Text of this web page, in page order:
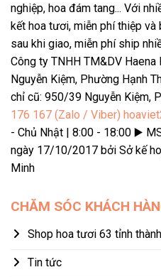
Bó hoa
nghiệp, hoa đám tang... Với
kết hoa tươi, miễn phí thiệp và
sau khi giao, miễn phí ship
Công ty TNHH TM&DV
Nguyễn Kiệm, Phường Hạnh
chỉ cũ: 950/39 Nguyễn Kiệm,
176 167 (Zalo / Viber)
- Chủ Nhật | 8:00 - 18:00 ▶️
ngày 17/10/2017 bởi Sở kế
Minh
CHĂM SÓC KHÁCH
Shop hoa tươi 63 tỉnh thành
Tin tức